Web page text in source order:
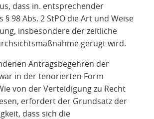
dass in. entsprechender
§ 98 Abs. 2 StPO die Art und Weise
insbesondere der zeitliche
gerügt wird.
Antragsbegehren der
in der tenorierten Form
von der Verteidigung zu Recht
erfordert der Grundsatz der
dass sich die